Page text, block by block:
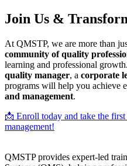
Join Us &
At QMSTP, we are more than
community of quality
learning and professional
quality manager, a corporate
programs will help you achieve
and management.
📩 Enroll today and take the
management!
QMSTP provides expert-led